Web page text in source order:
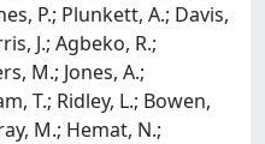
P.; Plunkett, A.; Davis,
J.; Agbeko, R.;
M.; Jones, A.;
T.; Ridley, L.; Bowen,
M.; Hemat, N.;